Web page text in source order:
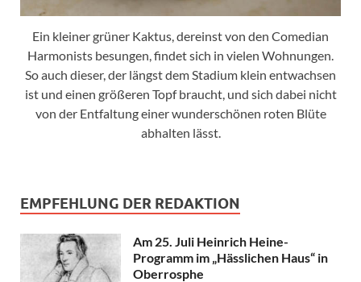
Ein kleiner grüner Kaktus, dereinst von den Comedian
Harmonists besungen, findet sich in vielen Wohnungen.
So auch dieser, der längst dem Stadium klein entwachsen
ist und einen größeren Topf braucht, und sich dabei nicht
von der Entfaltung einer wunderschönen roten Blüte
abhalten lässt.
EMPFEHLUNG DER REDAKTION
Am 25. Juli Heinrich Heine-
Programm im „Hässlichen Haus“ in
Oberrosphe